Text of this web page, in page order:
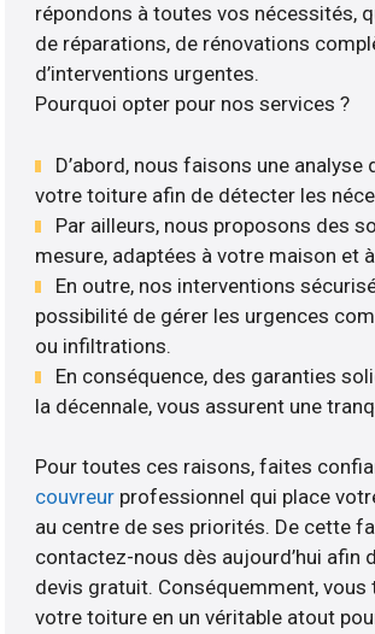
répondons à toutes vos nécessités,
de réparations, de rénovations
d’interventions urgentes.
Pourquoi opter pour nos services ?
D’abord, nous faisons une analyse
votre toiture afin de détecter les
Par ailleurs, nous proposons des
mesure, adaptées à votre maison et
En outre, nos interventions
possibilité de gérer les urgences
ou infiltrations.
En conséquence, des garanties
la décennale, vous assurent une
Pour toutes ces raisons, faites
couvreur professionnel qui place
au centre de ses priorités. De cette
contactez-nous dès aujourd’hui afin
devis gratuit. Conséquemment,
votre toiture en un véritable atout